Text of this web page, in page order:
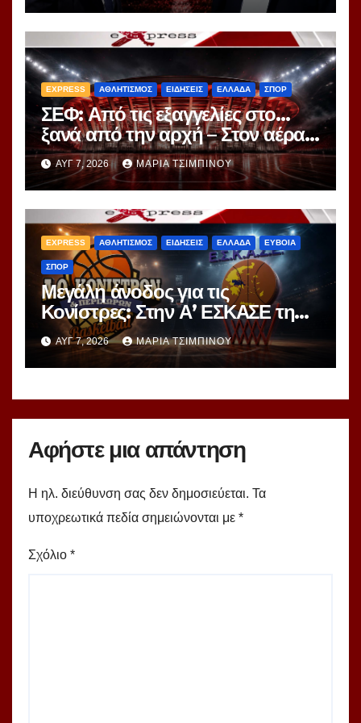
δουλειά
EXPRESS ΑΘΛΗΤΙΣΜΟΣ ΕΙΔΗΣΕΙΣ ΕΛΛΑΔΑ ΣΠΟΡ
ΣΕΦ: Από τις εξαγγελίες στο…
ξανά από την αρχή – Στον αέρα
ο διαγωνισμός των 24,8 εκατ.
ΑΥΓ 7, 2026 ΜΑΡΊΑ ΤΣΙΜΠΙΝΟΎ
EXPRESS ΑΘΛΗΤΙΣΜΟΣ ΕΙΔΗΣΕΙΣ ΕΛΛΑΔΑ ΕΥΒΟΙΑ
ΣΠΟΡ
Μεγάλη άνοδος για τις
Κονίστρες: Στην Α’ ΕΣΚΑΣΕ τη
νέα σεζόν – Αυτές είναι οι 12
ομάδες!
ΑΥΓ 7, 2026 ΜΑΡΊΑ ΤΣΙΜΠΙΝΟΎ
Αφήστε μια απάντηση
Η ηλ. διεύθυνση σας δεν δημοσιεύεται. Τα
υποχρεωτικά πεδία σημειώνονται με *
Σχόλιο *